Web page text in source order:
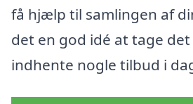
få hjælp til samlingen af
det en god idé at tage
indhente nogle tilbud i